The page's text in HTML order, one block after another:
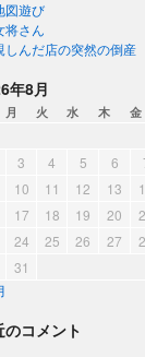
図遊び
将さん
しんだ店の突然の倒産
年8月
月 火 水 木 金
3 4 5 6
10 11 12 13
17 18 19 20
24 25 26 27
31
のコメント